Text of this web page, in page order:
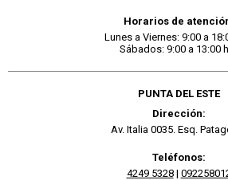
Horarios de
Lunes a Viernes: 9:00 a
Sábados: 9:00 a 13:00
PUNTA DEL ESTE
Dirección:
Av. Italia 0035. Esq.
Teléfonos:
4249 5328|